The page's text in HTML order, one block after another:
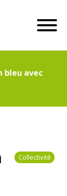
bleu avec
Collectivité